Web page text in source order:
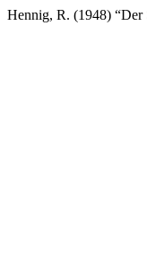
Hennig, R. (1948) “Der